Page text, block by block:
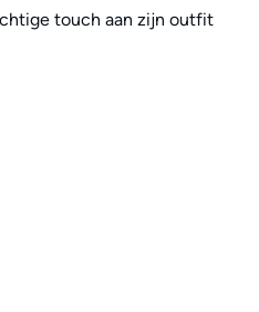
touch aan zijn outfit